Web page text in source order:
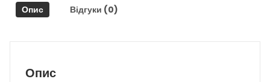
Опис Відгуки (0)
Опис